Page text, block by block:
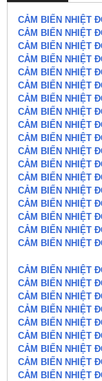
CẢM BIẾN NHIỆT
CẢM BIẾN NHIỆT
CẢM BIẾN NHIỆT
CẢM BIẾN NHIỆT
CẢM BIẾN NHIỆT
CẢM BIẾN NHIỆT
CẢM BIẾN NHIỆT
CẢM BIẾN NHIỆT
CẢM BIẾN NHIỆT
CẢM BIẾN NHIỆT
CẢM BIẾN NHIỆT
CẢM BIẾN NHIỆT
CẢM BIẾN NHIỆT
CẢM BIẾN NHIỆT
CẢM BIẾN NHIỆT
CẢM BIẾN NHIỆT
CẢM BIẾN NHIỆT
CẢM BIẾN NHIỆT
CẢM BIẾN NHIỆT
CẢM BIẾN NHIỆT
CẢM BIẾN NHIỆT
CẢM BIẾN NHIỆT
CẢM BIẾN NHIỆT
CẢM BIẾN NHIỆT
CẢM BIẾN NHIỆT
CẢM BIẾN NHIỆT
CẢM BIẾN NHIỆT